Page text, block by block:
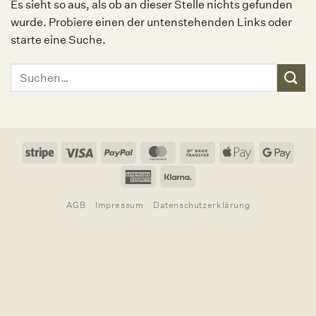
Es sieht so aus, als ob an dieser Stelle nichts gefunden
wurde. Probiere einen der untenstehenden Links oder
starte eine Suche.
Stripe Visa PayPal MasterCardBank
Apple
American
AGB Impressum Datenschutzerklärung